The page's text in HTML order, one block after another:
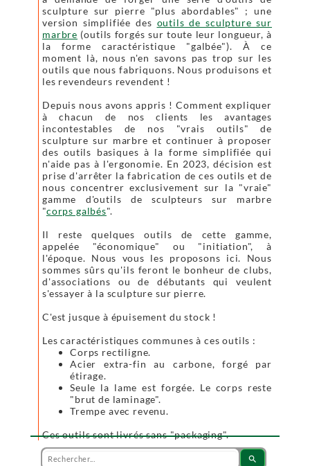
sculpture sur pierre "plus abordables" ; une
version simplifiée des outils de sculpture sur
marbre (outils forgés sur toute leur longueur, à
la forme caractéristique "galbée"). À ce
moment là, nous n'en savons pas trop sur les
outils que nous fabriquons. Nous produisons et
les revendeurs revendent !
Depuis nous avons appris ! Comment expliquer
à chacun de nos clients les avantages
incontestables de nos "vrais outils" de
sculpture sur marbre et continuer à proposer
des outils basiques à la forme simplifiée qui
n'aide pas à l'ergonomie. En 2023, décision est
prise d'arrêter la fabrication de ces outils et de
nous concentrer exclusivement sur la "vraie"
gamme d'outils de sculpteurs sur marbre
"corps galbés".
Il reste quelques outils de cette gamme,
appelée "économique" ou "initiation", à
l'époque. Nous vous les proposons ici. Nous
sommes sûrs qu'ils feront le bonheur de clubs,
d'associations ou de débutants qui veulent
s'essayer à la sculpture sur pierre.
C'est jusque à épuisement du stock !
Les caractéristiques communes à ces outils :
Corps rectiligne.
Acier extra-fin au carbone, forgé par
étirage.
Seule la lame est forgée. Le corps reste
"brut de laminage".
Trempe avec revenu.
Ces outils sont livrés sans "packaging".
search